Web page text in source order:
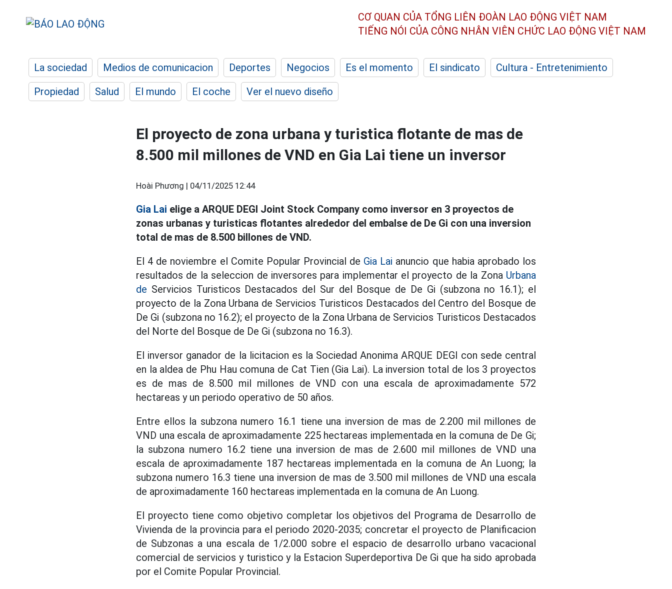
CƠ QUAN CỦA TỔNG LIÊN ĐOÀN LAO ĐỘNG VIỆT NAM
TIẾNG NÓI CỦA CÔNG NHÂN VIÊN CHỨC LAO ĐỘNG VIỆT NAM
La sociedad Medios de comunicacion Deportes Negocios Es el momento El sindicato
Cultura - Entretenimiento
Propiedad
Salud El mundo El coche Ver el nuevo diseño
El proyecto de zona urbana y turistica flotante de mas de
8.500 mil millones de VND en Gia Lai tiene un inversor
Hoài Phương | 04/11/2025 12:44
Gia Lai elige a ARQUE DEGI Joint Stock Company como inversor en 3 proyectos de
zonas urbanas y turisticas flotantes alrededor del embalse de De Gi con una inversion
total de mas de 8.500 billones de VND.
El 4 de noviembre el Comite Popular Provincial de Gia Lai anuncio que habia aprobado los
resultados de la seleccion de inversores para implementar el proyecto de la Zona Urbana
de Servicios Turisticos Destacados del Sur del Bosque de De Gi (subzona no 16.1); el
proyecto de la Zona Urbana de Servicios Turisticos Destacados del Centro del Bosque de
De Gi (subzona no 16.2); el proyecto de la Zona Urbana de Servicios Turisticos Destacados
del Norte del Bosque de De Gi (subzona no 16.3).
El inversor ganador de la licitacion es la Sociedad Anonima ARQUE DEGI con sede central
en la aldea de Phu Hau comuna de Cat Tien (Gia Lai). La inversion total de los 3 proyectos
es de mas de 8.500 mil millones de VND con una escala de aproximadamente 572
hectareas y un periodo operativo de 50 años.
Entre ellos la subzona numero 16.1 tiene una inversion de mas de 2.200 mil millones de
VND una escala de aproximadamente 225 hectareas implementada en la comuna de De Gi;
la subzona numero 16.2 tiene una inversion de mas de 2.600 mil millones de VND una
escala de aproximadamente 187 hectareas implementada en la comuna de An Luong; la
subzona numero 16.3 tiene una inversion de mas de 3.500 mil millones de VND una escala
de aproximadamente 160 hectareas implementada en la comuna de An Luong.
El proyecto tiene como objetivo completar los objetivos del Programa de Desarrollo de
Vivienda de la provincia para el periodo 2020-2035; concretar el proyecto de Planificacion
de Subzonas a una escala de 1/2.000 sobre el espacio de desarrollo urbano vacacional
comercial de servicios y turistico y la Estacion Superdeportiva De Gi que ha sido aprobada
por el Comite Popular Provincial.